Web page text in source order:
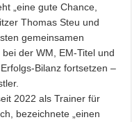
„eine gute Chance,
Thomas Steu und
gemeinsamen
der WM, EM-Titel und
Bilanz fortsetzen –
2022 als Trainer für
bezeichnete „einen